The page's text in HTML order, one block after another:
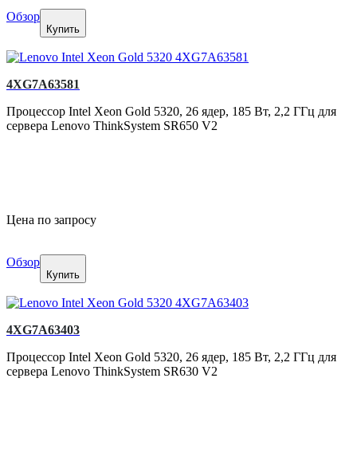
Обзор
Купить
4XG7A63581
Процессор Intel Xeon Gold 5320, 26 ядер, 185 Вт, 2,2 ГГц для
сервера Lenovo ThinkSystem SR650 V2
Цена по запросу
Обзор
Купить
4XG7A63403
Процессор Intel Xeon Gold 5320, 26 ядер, 185 Вт, 2,2 ГГц для
сервера Lenovo ThinkSystem SR630 V2